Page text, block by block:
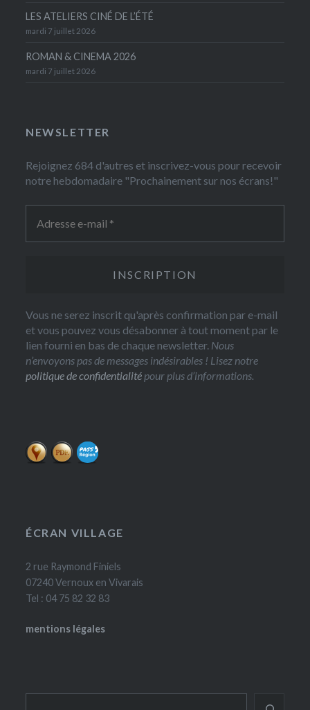
LES ATELIERS CINÉ DE L’ÉTÉ
mardi 7 juillet 2026
ROMAN & CINEMA 2026
mardi 7 juillet 2026
NEWSLETTER
Rejoignez 684 d'autres et inscrivez-vous pour recevoir
notre hebdomadaire "Prochainement sur nos écrans!"
Vous ne serez inscrit qu'après confirmation par e-mail
et vous pouvez vous désabonner à tout moment par le
lien fourni en bas de chaque newsletter. Nous
n’envoyons pas de messages indésirables ! Lisez notre
politique de confidentialité pour plus d’informations.
ÉCRAN VILLAGE
2 rue Raymond Finiels
07240 Vernoux en Vivarais
Tel : 04 75 82 32 83
mentions légales